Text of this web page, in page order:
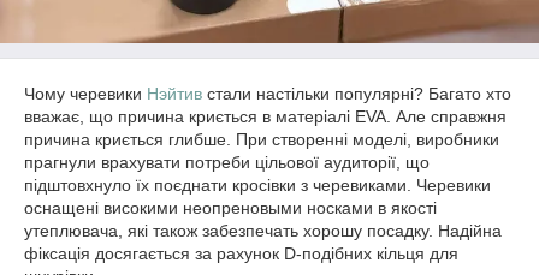
Чому черевики Нэйтив стали настільки популярні? Багато хто
вважає, що причина криється в матеріалі EVA. Але справжня
причина криється глибше. При створенні моделі, виробники
прагнули врахувати потреби цільової аудиторії, що
підштовхнуло їх поєднати кросівки з черевиками. Черевики
оснащені високими неопреновыми носками в якості
утеплювача, які також забезпечать хорошу посадку. Надійна
фіксація досягається за рахунок D-подібних кільця для